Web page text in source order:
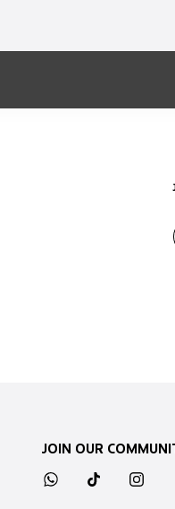
JOIN OUR
instagram
tiktok
whatsapp